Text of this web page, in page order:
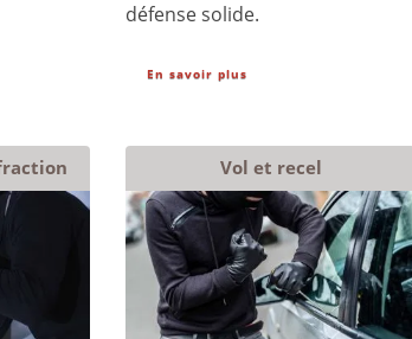
défense solide.
En savoir plus
Vol et recel